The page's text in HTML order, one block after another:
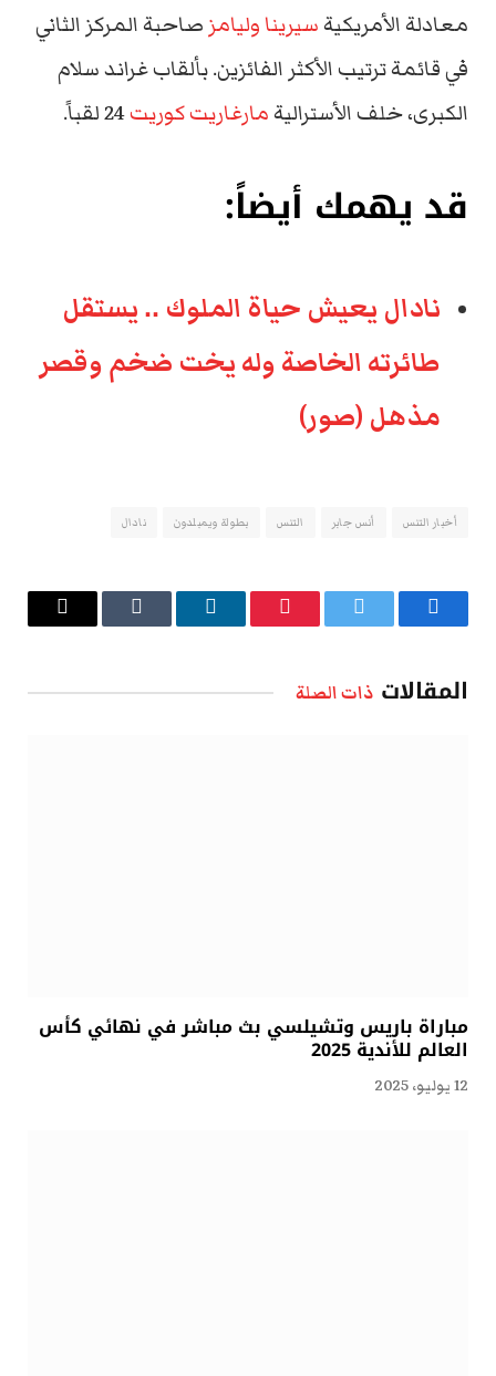
معادلة الأمريكيةسيرينا وليامز صاحبة المركز الثاني
في قائمة ترتيب الأكثر الفائزين. بألقاب غراند سلام
الكبرى، خلف الأستراليةمارغاريت كوريت
قد يهمك أيضاً:
نادال يعيش حياة الملوك .. يستقل
طائرته الخاصة وله يخت ضخم وقصر
مذهل (صور)
أخبار التنس أنس جابر التنس بطولة ويمبلدون نادال
فيسبوك تويتر بينتيريستلينكدإن Tumblr
البريد
المقالات ذات الصلة
مباراة باريس وتشيلسي بث مباشر في نهائي كأس
العالم للأندية 2025
12 يوليو، 2025